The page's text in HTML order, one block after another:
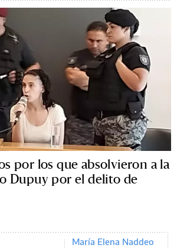
por los que absolvieron a la
Dupuy por el delito de
María Elena Naddeo